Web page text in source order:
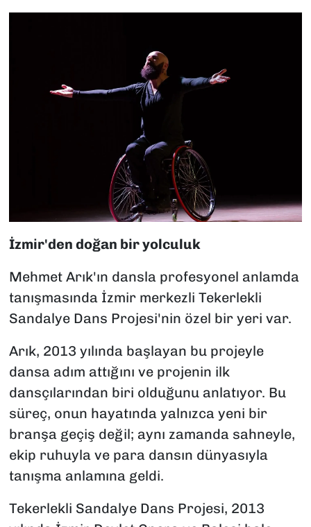
İzmir'den doğan bir yolculuk
Mehmet Arık'ın dansla profesyonel anlamda
tanışmasında İzmir merkezli Tekerlekli
Sandalye Dans Projesi'nin özel bir yeri var.
Arık, 2013 yılında başlayan bu projeyle
dansa adım attığını ve projenin ilk
dansçılarından biri olduğunu anlatıyor. Bu
süreç, onun hayatında yalnızca yeni bir
branşa geçiş değil; aynı zamanda sahneyle,
ekip ruhuyla ve para dansın dünyasıyla
tanışma anlamına geldi.
Tekerlekli Sandalye Dans Projesi, 2013